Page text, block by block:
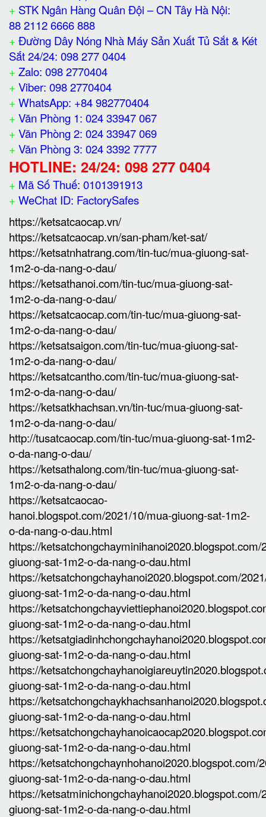
+ STK Ngân Hàng Quân Đội – CN Tây Hà Nội:
88 2112 6666 888
+ Đường Dây Nóng Nhà Máy Sản Xuất Tủ Sắt & Két
Sắt 24/24: 098 277 0404
+ Zalo: 098 2770404
+ Viber: 098 2770404
+ WhatsApp: +84 982770404
+ Văn Phòng 1: 024 33947 067
+ Văn Phòng 2: 024 33947 069
+ Văn Phòng 3: 024 3392 7777
HOTLINE: 24/24: 098 277 0404
+ Mã Số Thuế: 0101391913
+ WeChat ID: FactorySafes
https://ketsatcaocap.vn/
https://ketsatcaocap.vn/san-pham/ket-sat/
https://ketsatnhatrang.com/tin-tuc/mua-giuong-sat-
1m2-o-da-nang-o-dau/
https://ketsathanoi.com/tin-tuc/mua-giuong-sat-
1m2-o-da-nang-o-dau/
https://ketsatcaocap.com/tin-tuc/mua-giuong-sat-
1m2-o-da-nang-o-dau/
https://ketsatsaigon.com/tin-tuc/mua-giuong-sat-
1m2-o-da-nang-o-dau/
https://ketsatcantho.com/tin-tuc/mua-giuong-sat-
1m2-o-da-nang-o-dau/
https://ketsatkhachsan.vn/tin-tuc/mua-giuong-sat-
1m2-o-da-nang-o-dau/
http://tusatcaocap.com/tin-tuc/mua-giuong-sat-1m2-
o-da-nang-o-dau/
https://ketsathalong.com/tin-tuc/mua-giuong-sat-
1m2-o-da-nang-o-dau/
https://ketsatcaocao-
hanoi.blogspot.com/2021/10/mua-giuong-sat-1m2-
o-da-nang-o-dau.html
https://ketsatchongchayminihanoi2020.blogspot.com/
giuong-sat-1m2-o-da-nang-o-dau.html
https://ketsatchongchayhanoi2020.blogspot.com/
giuong-sat-1m2-o-da-nang-o-dau.html
https://
giuong-sat-1m2-o-da-nang-o-dau.html
https://
giuong-sat-1m2-o-da-nang-o-dau.html
https://
giuong-sat-1m2-o-da-nang-o-dau.html
https://
giuong-sat-1m2-o-da-nang-o-dau.html
https://
giuong-sat-1m2-o-da-nang-o-dau.html
https://ketsatchongchaynhohanoi2020.blogspot.com/
giuong-sat-1m2-o-da-nang-o-dau.html
https://ketsatminichongchayhanoi2020.blogspot.com/
giuong-sat-1m2-o-da-nang-o-dau.html